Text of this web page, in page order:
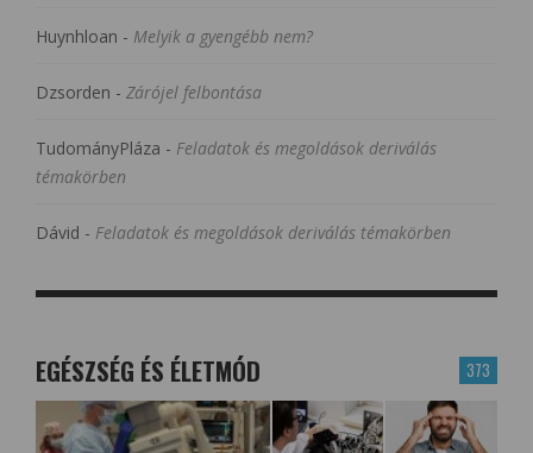
Huynhloan - Melyik a gyengébb nem?
Dzsorden - Zárójel felbontása
TudományPláza - Feladatok és megoldások deriválás
témakörben
Dávid - Feladatok és megoldások deriválás témakörben
373
EGÉSZSÉG ÉS ÉLETMÓD